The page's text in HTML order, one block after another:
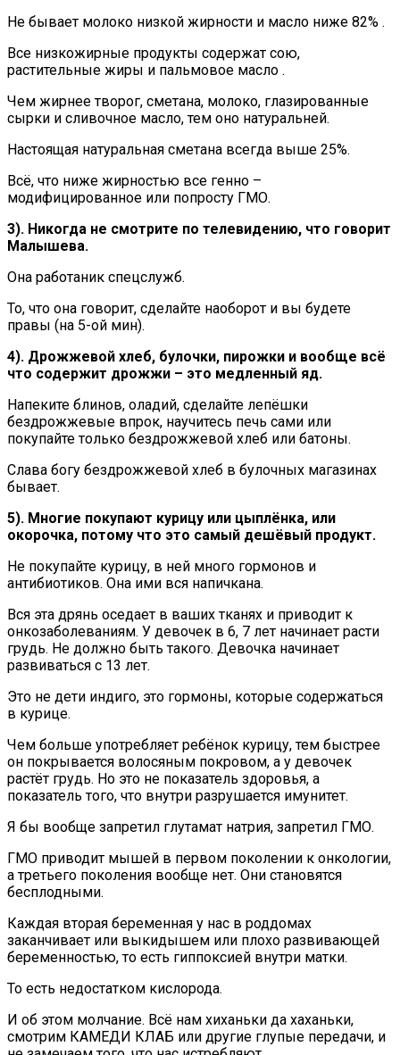
Не бывает молоко низкой жирности и масло ниже 82% .
Все низкожирные продукты содержат сою,
растительные жиры и пальмовое масло .
Чем жирнее творог, сметана, молоко, глазированные
сырки и сливочное масло, тем оно натуральней.
Настоящая натуральная сметана всегда выше 25%.
Всё, что ниже жирностью все генно –
модифицированное или попросту ГМО.
3). Никогда не смотрите по телевидению, что говорит
Малышева.
Она работаник спецслужб.
То, что она говорит, сделайте наоборот и вы будете
правы (на 5-ой мин).
4). Дрожжевой хлеб, булочки, пирожки и вообще всё
что содержит дрожжи – это медленный яд.
Напеките блинов, оладий, сделайте лепёшки
бездрожжевые впрок, научитесь печь сами или
покупайте только бездрожжевой хлеб или батоны.
Слава богу бездрожжевой хлеб в булочных магазинах
бывает.
5). Многие покупают курицу или цыплёнка, или
окорочка, потому что это самый дешёвый продукт.
Не покупайте курицу, в ней много гормонов и
антибиотиков. Она ими вся напичкана.
Вся эта дрянь оседает в ваших тканях и приводит к
онкозаболеваниям. У девочек в 6, 7 лет начинает расти
грудь. Не должно быть такого. Девочка начинает
развиваться с 13 лет.
Это не дети индиго, это гормоны, которые содержаться
в курице.
Чем больше употребляет ребёнок курицу, тем быстрее
он покрывается волосяным покровом, а у девочек
растёт грудь. Но это не показатель здоровья, а
показатель того, что внутри разрушается имунитет.
Я бы вообще запретил глутамат натрия, запретил ГМО.
ГМО приводит мышей в первом поколении к онкологии,
а третьего поколения вообще нет. Они становятся
бесплодными.
Каждая вторая беременная у нас в роддомах
заканчивает или выкидышем или плохо развивающей
беременностью, то есть гиппоксией внутри матки.
То есть недостатком кислорода.
И об этом молчание. Всё нам хиханьки да хаханьки,
смотрим КАМЕДИ КЛАБ или другие глупые передачи, и